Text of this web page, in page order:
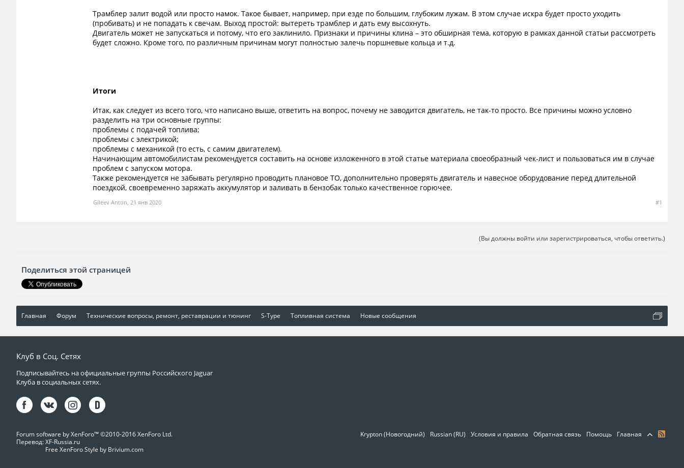
Трамблер залит водой или просто намок. Такое бывает, например, при езде по большим, глубоким лужам. В этом случае искра будет просто уходить
(пробивать) и не попадать к свечам. Выход простой: вытереть трамблер и дать ему высохнуть.
Двигатель может не запускаться и потому, что его заклинило. Признаки и причины клина – это обширная тема, которую в рамках данной статьи рассмотреть
будет сложно. Кроме того, по различным причинам могут полностью залечь поршневые кольца и т.д.
Итоги
Итак, как следует из всего того, что написано выше, ответить на вопрос, почему не заводится двигатель, не так-то просто. Все причины можно условно
разделить на три основные группы:
проблемы с подачей топлива;
проблемы с электрикой;
проблемы с механикой (то есть, с самим двигателем).
Начинающим автомобилистам рекомендуется составить на основе изложенного в этой статье материала своеобразный чек-лист и пользоваться им в случае
проблем с запуском мотора.
Также рекомендуется не забывать регулярно проводить плановое ТО, дополнительно проверять двигатель и навесное оборудование перед длительной
поездкой, своевременно заряжать аккумулятор и заливать в бензобак только качественное горючее.
Gileev Anton, 21 янв 2020 #1
(Вы должны войти или зарегистрироваться, чтобы ответить.)
Поделиться этой страницей
Главная Форум Технические вопросы, ремонт, реставрации и тюнинг S-Type Топливная система Новые сообщения
Клуб в Соц. Сетях
Подписывайтесь на официальные группы Российского Jaguar
Клуба в социальных сетях.
Forum software by XenForo™©2010-2016 XenForo Ltd.
Перевод:XF-Russia.ru
Free XenForo Style by Brivium.com
Krypton (Новогодний) Russian (RU) Условия и правила Обратная связь Помощь Главная